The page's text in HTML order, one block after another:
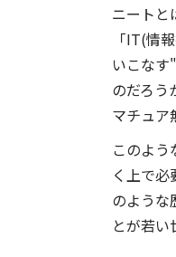
ニートと
「IT(情
いこな
のだろう
マチュア
このよ
く上で
のような
とが若